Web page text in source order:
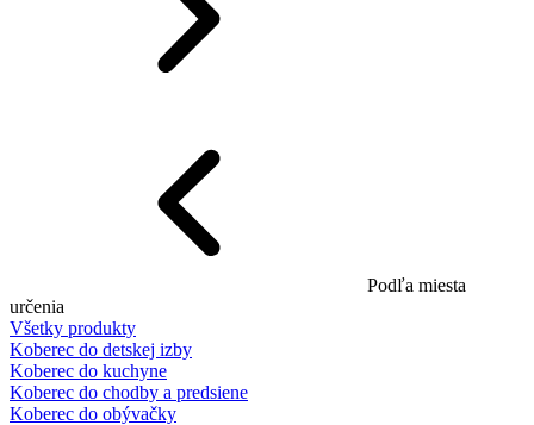
Podľa miesta
určenia
Všetky produkty
Koberec do detskej izby
Koberec do kuchyne
Koberec do chodby a predsiene
Koberec do obývačky